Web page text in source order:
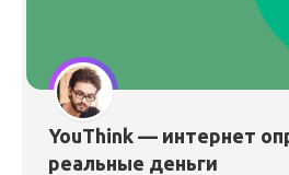
YouThink — интернет
реальные деньги